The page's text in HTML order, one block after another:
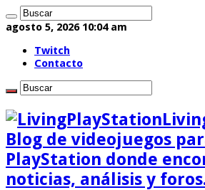
agosto 5, 2026 10:04 am
Twitch
Contacto
Blog de videojuegos
PlayStation donde
noticias, análisis y